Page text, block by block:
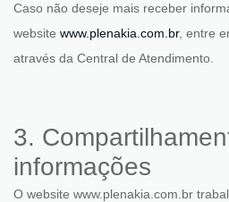
Caso não deseje mais receber
website www.plenakia.com.br, entre
através da Central de Atendimento
3.
informações
O website www.plenakia.com.br